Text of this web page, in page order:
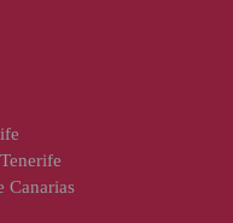
Canarias